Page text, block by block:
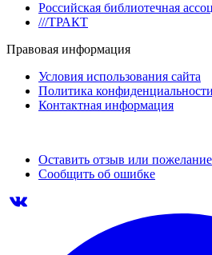
Российская библиотечная
///ТРАКТ
Правовая информация
Условия использования сайта
Политика конфиденциальности
Контактная информация
Оставить отзыв или пожелание
Сообщить об ошибке